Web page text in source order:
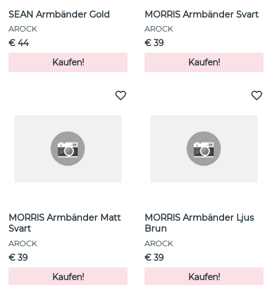
SEAN Armbänder Gold
AROCK
€ 44
Kaufen!
MORRIS Armbänder Svart
AROCK
€ 39
Kaufen!
MORRIS Armbänder Matt
Svart
AROCK
€ 39
Kaufen!
MORRIS Armbänder Ljus
Brun
AROCK
€ 39
Kaufen!